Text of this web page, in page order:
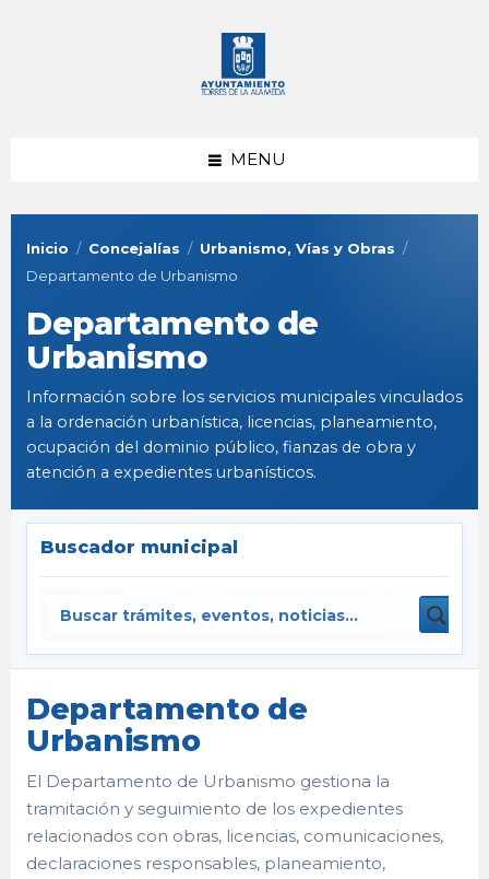
MENU
Inicio Concejalías
Urbanismo, Vías y Obras
Departamento de Urbanismo
Departamento de
Urbanismo
Información sobre los servicios municipales vinculados
a la ordenación urbanística, licencias, planeamiento,
ocupación del dominio público, fianzas de obra y
atención a expedientes urbanísticos.
Buscador municipal
Departamento de
Urbanismo
El Departamento de Urbanismo gestiona la
tramitación y seguimiento de los expedientes
relacionados con obras, licencias, comunicaciones,
declaraciones responsables, planeamiento,